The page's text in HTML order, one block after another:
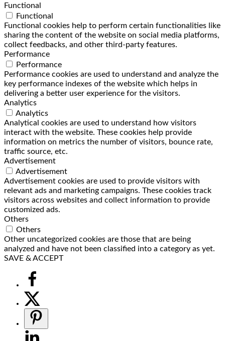
Functional
Functional
Functional cookies help to perform certain functionalities like
sharing the content of the website on social media platforms,
collect feedbacks, and other third-party features.
Performance
Performance
Performance cookies are used to understand and analyze the
key performance indexes of the website which helps in
delivering a better user experience for the visitors.
Analytics
Analytics
Analytical cookies are used to understand how visitors
interact with the website. These cookies help provide
information on metrics the number of visitors, bounce rate,
traffic source, etc.
Advertisement
Advertisement
Advertisement cookies are used to provide visitors with
relevant ads and marketing campaigns. These cookies track
visitors across websites and collect information to provide
customized ads.
Others
Others
Other uncategorized cookies are those that are being
analyzed and have not been classified into a category as yet.
SAVE & ACCEPT